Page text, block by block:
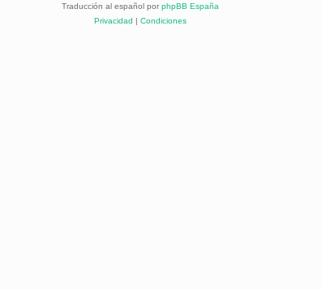
Traducción al español por phpBB España
Privacidad | Condiciones